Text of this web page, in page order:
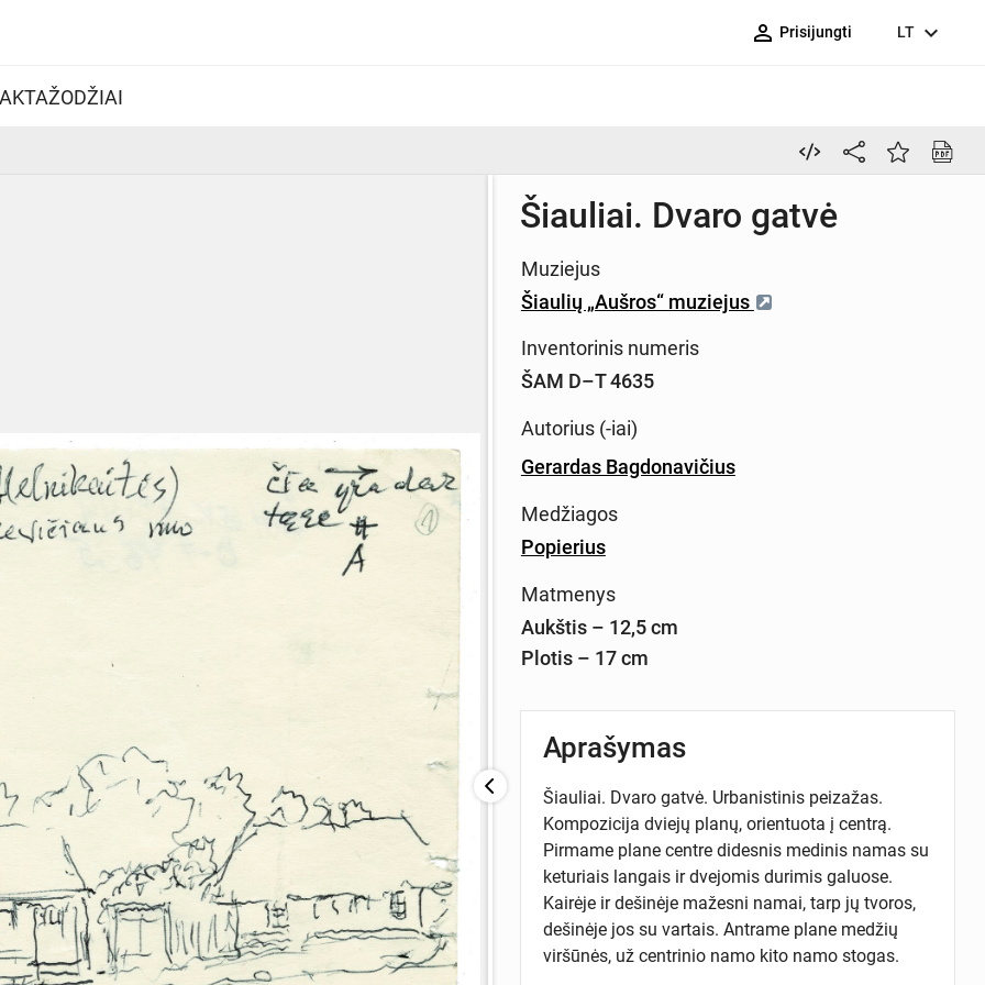
person_outline Prisijungti LT expand_more
Šiauliai. Dvaro gatvė
Muziejus
Šiaulių „Aušros“ muziejus
Inventorinis numeris
ŠAM D–T 4635
Autorius (-iai)
Gerardas Bagdonavičius
Medžiagos
Popierius
Matmenys
Aukštis – 12,5 cm
Plotis – 17 cm
Aprašymas
Šiauliai. Dvaro gatvė. Urbanistinis peizažas.
Kompozicija dviejų planų, orientuota į centrą.
Pirmame plane centre didesnis medinis namas su
keturiais langais ir dvejomis durimis galuose.
Kairėje ir dešinėje mažesni namai, tarp jų tvoros,
dešinėje jos su vartais. Antrame plane medžių
viršūnės, už centrinio namo kito namo stogas.